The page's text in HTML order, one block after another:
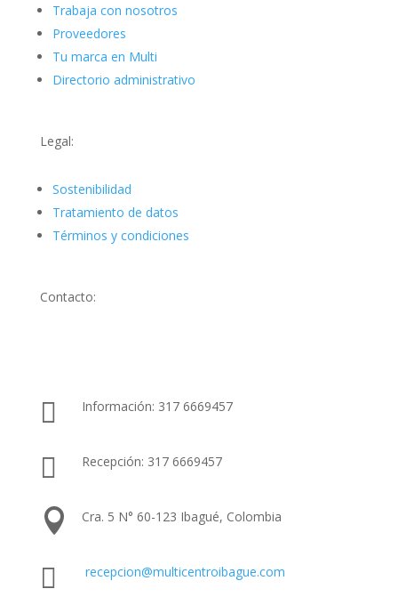
Trabaja con nosotros
Proveedores
Tu marca en Multi
Directorio administrativo
Legal:
Sostenibilidad
Tratamiento de datos
Términos y condiciones
Contacto:
 Información: 317 6669457
 Recepción: 317 6669457
 Cra. 5 N° 60-123 Ibagué, Colombia
 recepcion@multicentroibague.com